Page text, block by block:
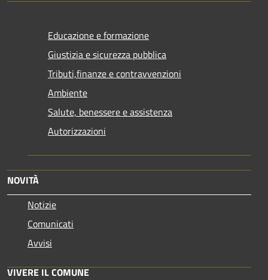
Educazione e formazione
Giustizia e sicurezza pubblica
Tributi,finanze e contravvenzioni
Ambiente
Salute, benessere e assistenza
Autorizzazioni
NOVITÀ
Notizie
Comunicati
Avvisi
VIVERE IL COMUNE